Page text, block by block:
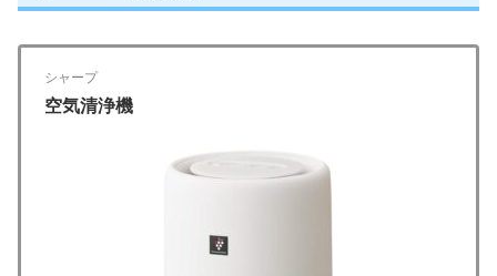
シャープ
空気清浄機